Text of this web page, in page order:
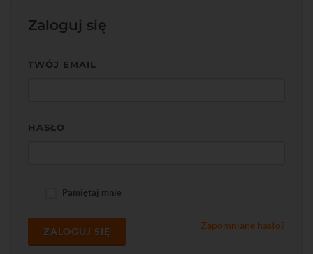
Zaloguj się
TWÓJ EMAIL
HASŁO
Pamiętaj mnie
ZALOGUJ SIĘ
Zapomniane hasło?